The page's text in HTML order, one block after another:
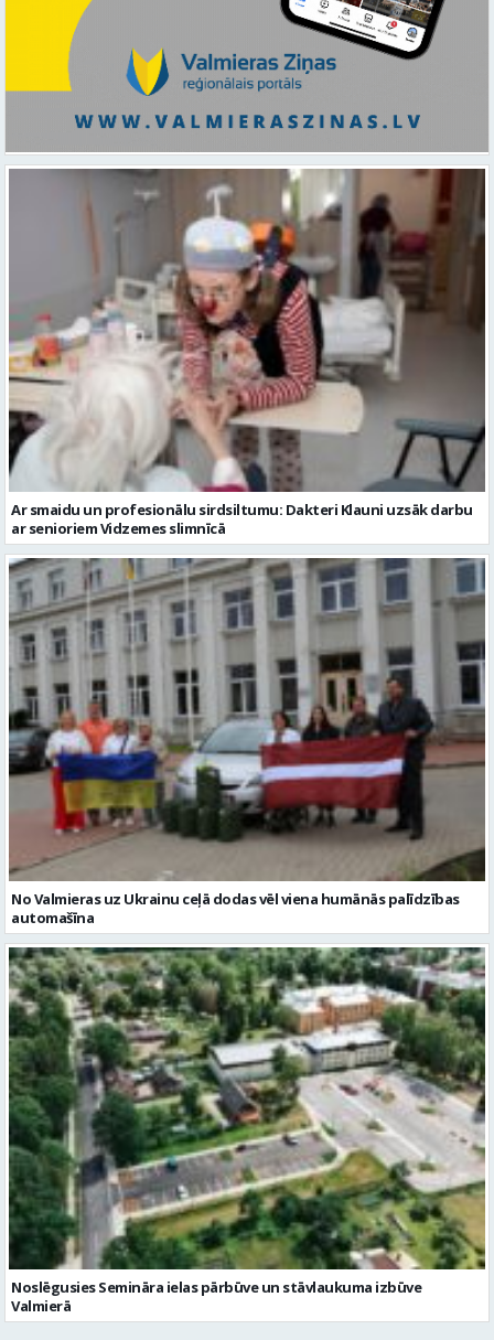
Ar smaidu un profesionālu sirdsiltumu: Dakteri Klauni uzsāk darbu
ar senioriem Vidzemes slimnīcā
No Valmieras uz Ukrainu ceļā dodas vēl viena humānās palīdzības
automašīna
Noslēgusies Semināra ielas pārbūve un stāvlaukuma izbūve
Valmierā
Reklāmraksti Skatīt visu